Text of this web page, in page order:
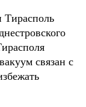
связан с